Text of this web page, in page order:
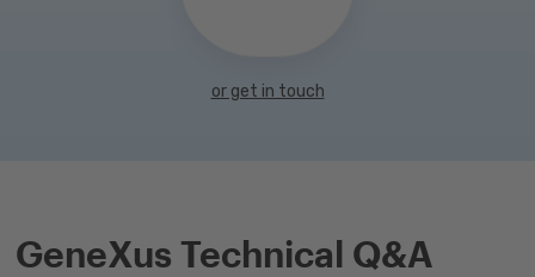
or get in touch
GeneXus Technical Q&A